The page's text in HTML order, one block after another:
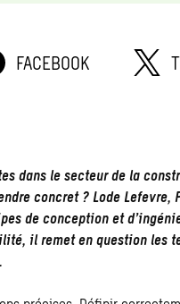
FACEBOOK
dans le secteur de la
concret ? Lode Lefevre,
de conception et
, il remet en question les